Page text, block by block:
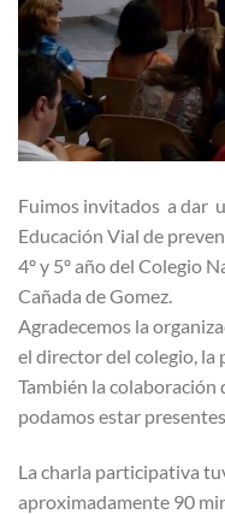
Fuimos invitados a dar
Educación Vial de
4º y 5º año del Colegio
Cañada de Gomez.
Agradecemos la
el director del colegio, la
También la
podamos estar
La charla participativa
aproximadamente 90